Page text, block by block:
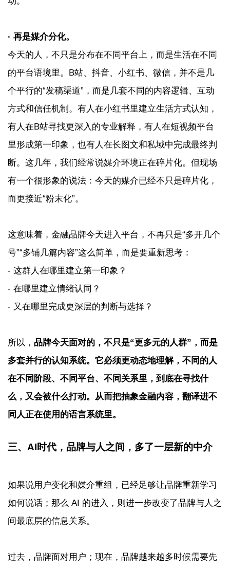
· 再是媒介分化。
今天的人，不只是分布在不同平台上，而是生活在不同
的平台语境里。B站、抖音、小红书、微信，并不是几
个平行的“发稿渠道”，而是几套不同的内容逻辑、互动
方式和信任机制。有人在小红书里建立生活方式认知，
有人在B站寻找更深入的专业解释，有人在短视频平台
里形成第一印象，也有人在长图文和私域中完成最终判
断。这几年，我们经常说媒介环境正在碎片化。但现场
有一个很形象的说法：今天的媒介已经不只是碎片化，
而更接近“粉末化”。
这意味着，金融品牌今天进入平台，不再只是“多开几个
号”“多铺几篇内容”这么简单，而是要重新思考：
- 这群人在哪里建立第一印象？
- 在哪里建立情绪认同？
- 又在哪里完成更深层的判断与选择？
所以， 品牌今天面对的，不只是“更多元的人群”，而是
多套并行的认知系统。它必须更动态地理解，不同的人
在不同阶段、不同平台、不同关系里，到底在寻找什
么，又会被什么打动。从而把抽象金融内容，翻译进不
同人正在使用的语言系统里。
三、AI时代，品牌与人之间， 多了一层新的中介
如果说用户变化和媒介重组，已经足够让品牌重新学习
如何说话；那么 AI 的进入，则进一步改变了品牌与人之
间最底层的信息关系。
过去，品牌面对用户；现在，品牌越来越多时候需要先